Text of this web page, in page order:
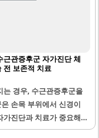
근관증후군 자가진단 체
전 보존적 치료
는 경우, 수근관증후군을
손목 부위에서 신경이
가진단과 치료가 중요해
증상을 확인할 수 있는